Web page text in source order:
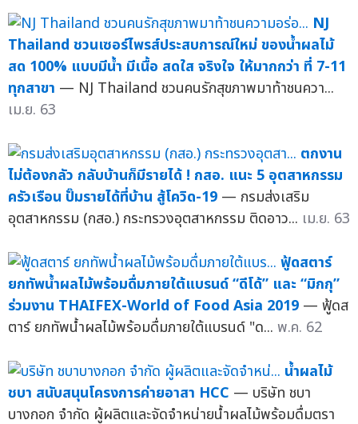
NJ
Thailand ชวนเซอร์ไพรส์ประสบการณ์ใหม่ ของน้ำผลไม้
สด 100% แบบมีน้ำ มีเนื้อ สดใส จริงใจ ให้มากกว่า ที่ 7-11
ทุกสาขา — NJ Thailand ชวนคนรักสุขภาพมาท้าชนควา...
เม.ย. 63
ตกงาน
ไม่ต้องกลัว กลับบ้านก็มีรายได้ ! กสอ. แนะ 5 อุตสาหกรรม
ครัวเรือน ปั๊มรายได้ที่บ้าน สู้โควิด-19 — กรมส่งเสริม
อุตสาหกรรม (กสอ.) กระทรวงอุตสาหกรรม ติดอาว... เม.ย. 63
ฟู้ดสตาร์
ยกทัพน้ำผลไม้พร้อมดื่มภายใต้แบรนด์ “ดีโด้” และ “มิกกุ”
ร่วมงาน THAIFEX-World of Food Asia 2019 — ฟู้ดส
ตาร์ ยกทัพน้ำผลไม้พร้อมดื่มภายใต้แบรนด์ "ด... พ.ค. 62
น้ำผลไม้
ชบา สนับสนุนโครงการค่ายอาสา HCC — บริษัท ชบา
บางกอก จำกัด ผู้ผลิตและจัดจำหน่ายน้ำผลไม้พร้อมดื่มตรา